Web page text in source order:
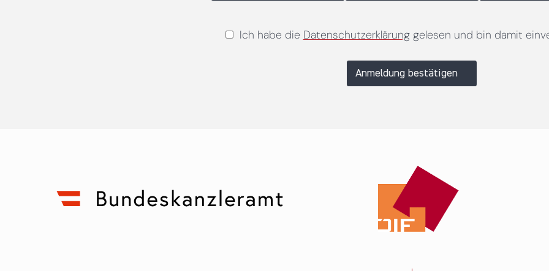
Ich habe die Datenschutzerklärunggelesen und bin damit
Anmeldung bestätigen